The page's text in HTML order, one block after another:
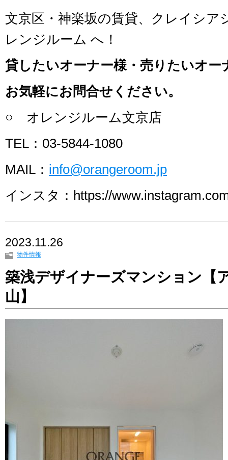
文京区・神楽坂の賃貸、クレイシア
レンジルーム へ！
貸したいオーナー様・売りたいオー
お気軽にお問合せください。
○ オレンジルーム文京店
TEL：03-5844-1080
MAIL： info@orangeroom.jp
インスタ：https://
2023.11.26
物件情報
築浅デザイナーズマンション【
山】